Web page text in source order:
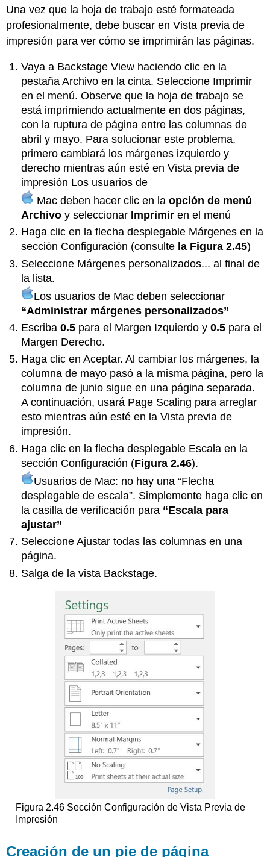
Una vez que la hoja de trabajo esté formateada
profesionalmente, debe buscar en Vista previa de
impresión para ver cómo se imprimirán las páginas.
Vaya a Backstage View haciendo clic en la
pestaña Archivo en la cinta. Seleccione Imprimir
en el menú. Observe que la hoja de trabajo se
está imprimiendo actualmente en dos páginas,
con la ruptura de página entre las columnas de
abril y mayo. Para solucionar este problema,
primero cambiará los márgenes izquierdo y
derecho mientras aún esté en Vista previa de
impresión Los usuarios de
Mac deben hacer clic en laopción de menú
Archivo y seleccionar Imprimir en el menú
Haga clic en la flecha desplegable Márgenes en la
sección Configuración (consulte la Figura 2.45)
Seleccione Márgenes personalizados... al final de
la lista.
Los usuarios de Mac deben seleccionar
“Administrar márgenes personalizados”
Escriba0.5 para el Margen Izquierdo y0.5 para el
Margen Derecho.
Haga clic en Aceptar. Al cambiar los márgenes, la
columna de mayo pasó a la misma página, pero la
columna de junio sigue en una página separada.
A continuación, usará Page Scaling para arreglar
esto mientras aún esté en la Vista previa de
impresión.
Haga clic en la flecha desplegable Escala en la
sección Configuración (Figura 2.46).
Usuarios de Mac: no hay una “Flecha
desplegable de escala”. Simplemente haga clic en
la casilla de verificación para “Escala para
ajustar”
Seleccione Ajustar todas las columnas en una
página.
Salga de la vista Backstage.
Figura 2.46 Sección Configuración de Vista Previa de
Impresión
Creación de un pie de página